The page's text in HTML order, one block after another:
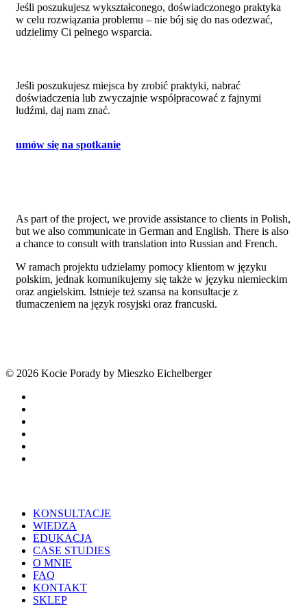
Jeśli poszukujesz wykształconego, doświadczonego praktyka
w celu rozwiązania problemu – nie bój się do nas odezwać,
udzielimy Ci pełnego wsparcia.
Jeśli poszukujesz miejsca by zrobić praktyki, nabrać
doświadczenia lub zwyczajnie współpracować z fajnymi
ludźmi, daj nam znać.
umów się na spotkanie
As part of the project, we provide assistance to clients in Polish,
but we also communicate in German and English. There is also
a chance to consult with translation into Russian and French.
W ramach projektu udzielamy pomocy klientom w języku
polskim, jednak komunikujemy się także w języku niemieckim
oraz angielskim. Istnieje też szansa na konsultacje z
tłumaczeniem na język rosyjski oraz francuski.
© 2026 Kocie Porady by Mieszko Eichelberger
Close
Menu
KONSULTACJE
WIEDZA
EDUKACJA
CASE STUDIES
O MNIE
FAQ
KONTAKT
SKLEP